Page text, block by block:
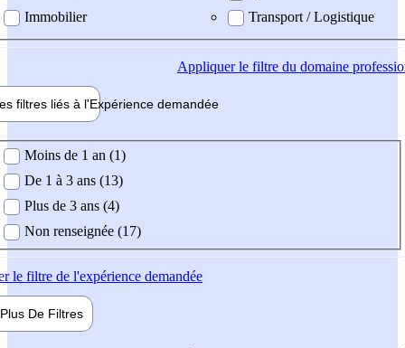
Immobilier
Transport / Logistique
Appliquerle filtre du domaine
filtres liés à l'Expérience demandée
demandée
Moins de 1 an (1)
De 1 à 3 ans (13)
Plus de 3 ans (4)
Non renseignée (17)
le filtre de l'expérience demandée
Plus De Filtres